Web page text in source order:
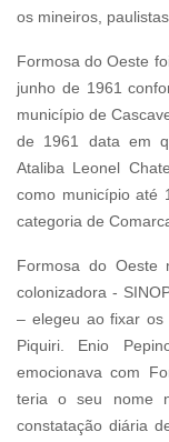
os mineiros,
Formosa do Oeste
junho de 1961
município de
de 1961 data em
Ataliba Leonel
como município até
categoria de
Formosa do Oeste
colonizadora -
– elegeu ao fixar os
Piquiri. Enio
emocionava com
teria o seu nome
constatação diária